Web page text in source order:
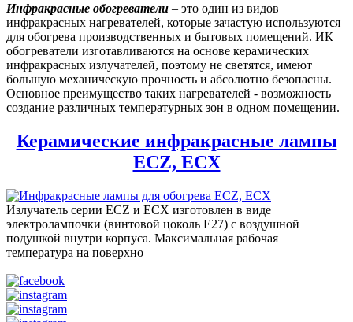
Инфракрасные обогреватели – это один из видов
инфракрасных нагревателей, которые зачастую используются
для обогрева производственных и бытовых помещений. ИК
обогреватели изготавливаются на основе керамических
инфракрасных излучателей, поэтому не светятся, имеют
большую механическую прочность и абсолютно безопасны.
Основное преимущество таких нагревателей - возможность
создание различных температурных зон в одном помещении.
Керамические инфракрасные лампы
ECZ, ECX
Излучатель серии ECZ и ECX изготовлен в виде
электролампочки (винтовой цоколь Е27) с воздушной
подушкой внутри корпуса. Максимальная рабочая
температура на поверхно